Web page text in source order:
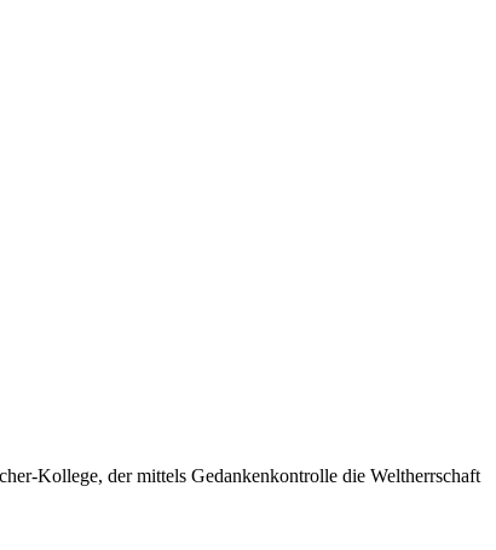
Kollege, der mittels Gedankenkontrolle die Weltherrschaft